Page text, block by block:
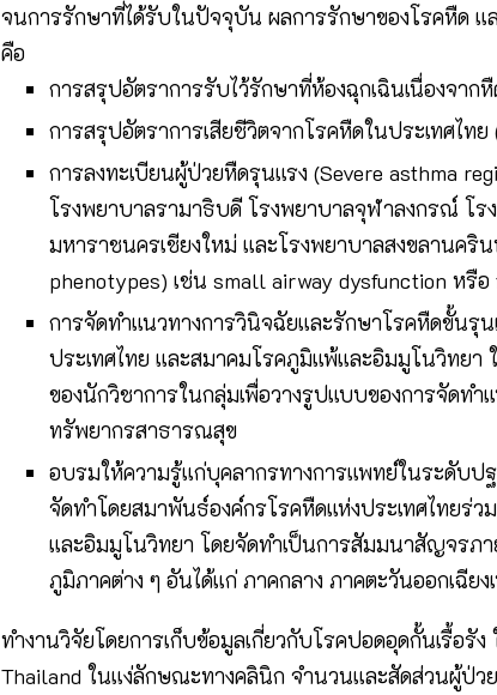
จนการรักษาที่ได้รับในปัจจุบัน ผลการรักษาของโรคหืด แ
คือ
การสรุปอัตราการรับไว้รักษาที่ห้องฉุกเฉินเนื่องจาก
การสรุปอัตราการเสียชีวิตจากโรคหืดในประเทศไท
การลงทะเบียนผู้ป่วยหืดรุนแรง (Severe asthma
โรงพยาบาลรามาธิบดี โรงพยาบาลจุฬาลงกรณ์ โ
มหาราชนครเชียงใหม่ และโรงพยาบาลสงขลานคริ
phenotypes) เช่น small airway dysfunction หรื
การจัดทำแนวทางการวินิจฉัยและรักษาโรคหืดขั้นรุ
ประเทศไทย และสมาคมโรคภูมิแพ้และอิมมูโนวิทยา
ของนักวิชาการในกลุ่มเพื่อวางรูปแบบของการจัดท
ทรัพยากรสาธารณสุข
อบรมให้ความรู้แก่บุคลากรทางการแพทย์ในระดับป
จัดทำโดยสมาพันธ์องค์กรโรคหืดแห่งประเทศไทยร่
และอิมมูโนวิทยา โดยจัดทำเป็นการสัมมนาสัญจรภ
ภูมิภาคต่าง ๆ อันได้แก่ ภาคกลาง ภาคตะวันออกเฉีย
ทำงานวิจัยโดยการเก็บข้อมูลเกี่ยวกับโรคปอดอุดกั้นเรื้อรั
Thailand ในแง่ลักษณะทางคลินิก จำนวนและสัดส่วนผู้ป่ว